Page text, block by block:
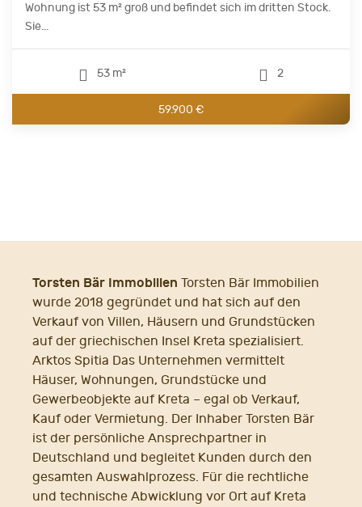
Wohnung ist 53 m² groß und befindet sich im dritten Stock.
Sie...
53 m² 2
59.900 €
Torsten Bär Immobilien Torsten Bär Immobilien
wurde 2018 gegründet und hat sich auf den
Verkauf von Villen, Häusern und Grundstücken
auf der griechischen Insel Kreta spezialisiert.
Arktos Spitia Das Unternehmen vermittelt
Häuser, Wohnungen, Grundstücke und
Gewerbeobjekte auf Kreta – egal ob Verkauf,
Kauf oder Vermietung. Der Inhaber Torsten Bär
ist der persönliche Ansprechpartner in
Deutschland und begleitet Kunden durch den
gesamten Auswahlprozess. Für die rechtliche
und technische Abwicklung vor Ort auf Kreta